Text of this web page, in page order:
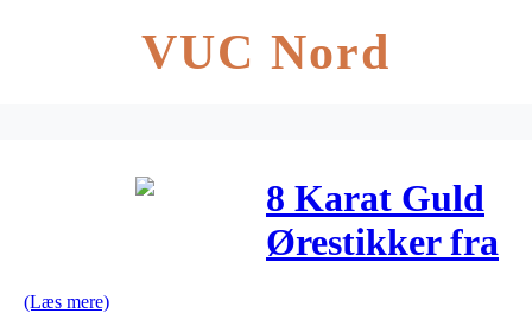
VUC Nord
8 Karat Guld
Ørestikker fra
(Læs mere)